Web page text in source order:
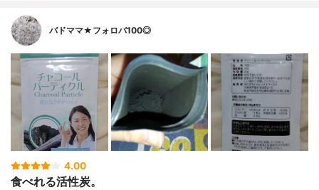
バドママ★フォロバ100◎
4.00
食べれる活性炭。